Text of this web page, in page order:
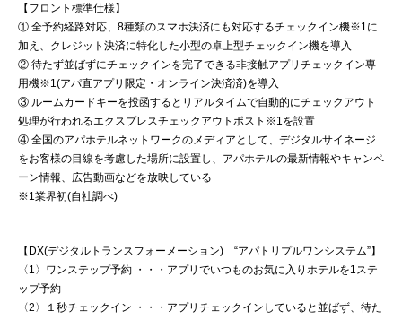
【フロント標準仕様】
① 全予約経路対応、8種類のスマホ決済にも対応するチェックイン機※1に
加え、クレジット決済に特化した小型の卓上型チェックイン機を導入
② 待たず並ばずにチェックインを完了できる非接触アプリチェックイン専
用機※1(アパ直アプリ限定・オンライン決済済)を導入
③ ルームカードキーを投函するとリアルタイムで自動的にチェックアウト
処理が行われるエクスプレスチェックアウトポスト※1を設置
④ 全国のアパホテルネットワークのメディアとして、デジタルサイネージ
をお客様の目線を考慮した場所に設置し、アパホテルの最新情報やキャンペ
ーン情報、広告動画などを放映している
※1業界初(自社調べ)
【DX(デジタルトランスフォーメーション) “アパトリプルワンシステム”】
〈1〉ワンステップ予約 ・・・アプリでいつものお気に入りホテルを1ステ
ップ予約
〈2〉１秒チェックイン ・・・アプリチェックインしていると並ばず、待た